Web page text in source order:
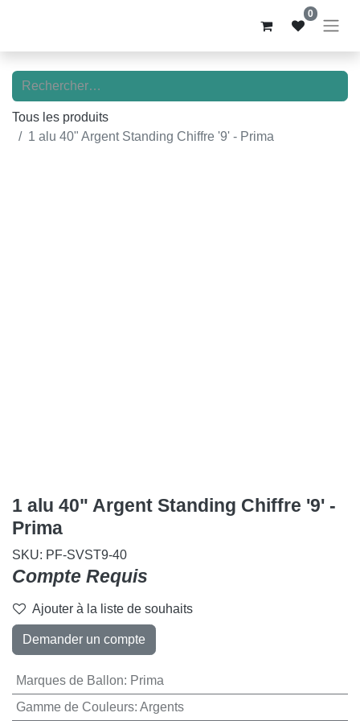
0
Tous les produits
1 alu 40" Argent Standing Chiffre '9' - Prima
1 alu 40" Argent Standing
Chiffre '9' - Prima
SKU: PF-SVST9-40
Compte Requis
Ajouter à la liste de souhaits
Demander un compte
Marques de Ballon: Prima
Gamme de Couleurs: Argents